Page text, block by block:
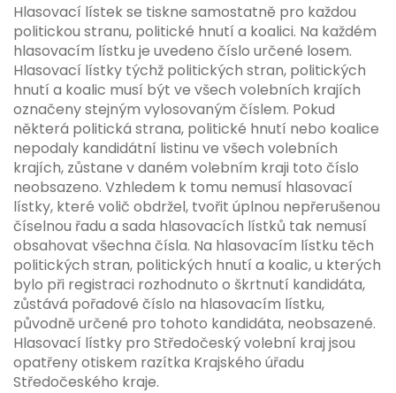
Hlasovací lístek se tiskne samostatně pro každou
politickou stranu, politické hnutí a koalici. Na každém
hlasovacím lístku je uvedeno číslo určené losem.
Hlasovací lístky týchž politických stran, politických
hnutí a koalic musí být ve všech volebních krajích
označeny stejným vylosovaným číslem. Pokud
některá politická strana, politické hnutí nebo koalice
nepodaly kandidátní listinu ve všech volebních
krajích, zůstane v daném volebním kraji toto číslo
neobsazeno. Vzhledem k tomu nemusí hlasovací
lístky, které volič obdržel, tvořit úplnou nepřerušenou
číselnou řadu a sada hlasovacích lístků tak nemusí
obsahovat všechna čísla. Na hlasovacím lístku těch
politických stran, politických hnutí a koalic, u kterých
bylo při registraci rozhodnuto o škrtnutí kandidáta,
zůstává pořadové číslo na hlasovacím lístku,
původně určené pro tohoto kandidáta, neobsazené.
Hlasovací lístky pro Středočeský volební kraj jsou
opatřeny otiskem razítka Krajského úřadu
Středočeského kraje.